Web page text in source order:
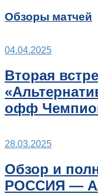
Обзоры матчей
04.04.2025
Вторая
офф
28.03.2025
Обзор и
РОССИЯ —